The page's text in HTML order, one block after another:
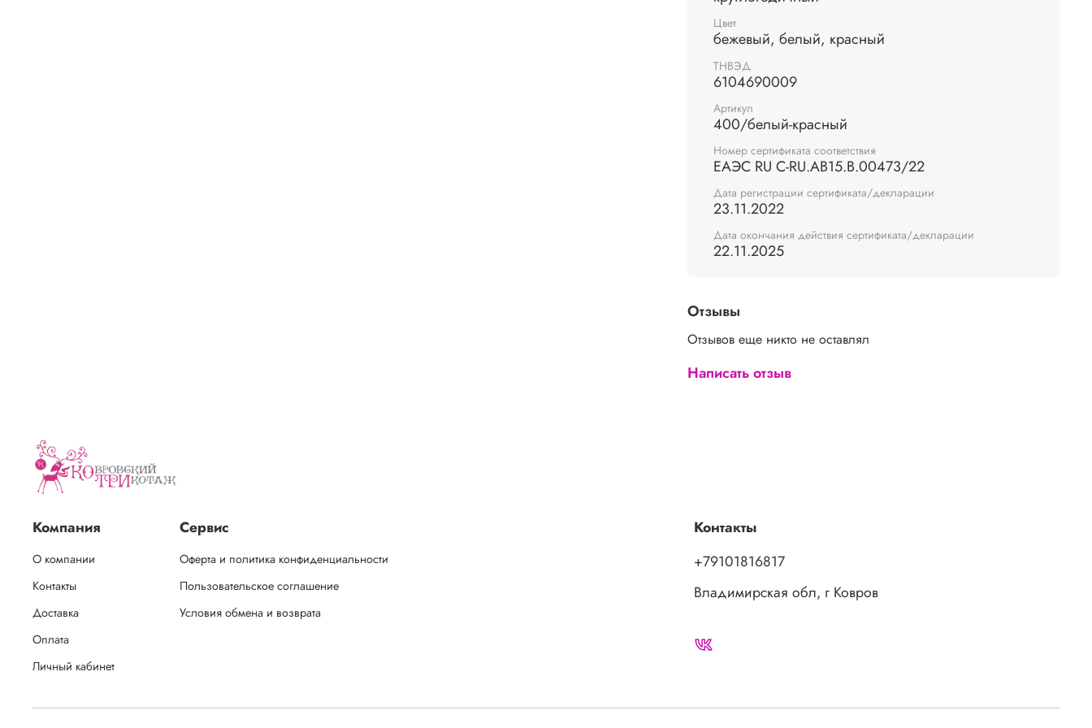
Цвет
бежевый, белый, красный
ТНВЭД
6104690009
Артикул
400/белый-красный
Номер сертификата соответствия
ЕАЭС RU С-RU.АВ15.В.00473/22
Дата регистрации сертификата/декларации
23.11.2022
Дата окончания действия сертификата/декларации
22.11.2025
Отзывы
Отзывов еще никто не оставлял
Написать отзыв
Компания
О компании
Контакты
Доставка
Оплата
Личный кабинет
Сервис
Оферта и политика конфиденциальности
Пользовательское соглашение
Условия обмена и возврата
Контакты
+79101816817
Владимирская обл, г Ковров